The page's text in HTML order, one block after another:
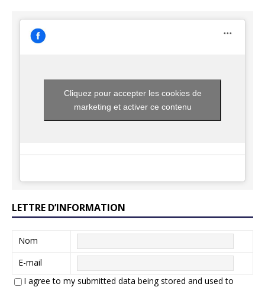
Cliquez pour accepter les cookies de
marketing et activer ce contenu
LETTRE D’INFORMATION
Nom
E-mail
I agree to my submitted data being stored and used to